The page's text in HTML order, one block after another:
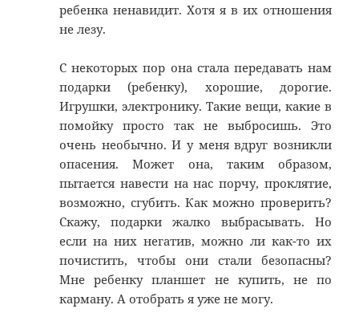
ребенка ненавидит. Хотя я в их отношения
не лезу.
С некоторых пор она стала передавать нам
подарки (ребенку), хорошие, дорогие.
Игрушки, электронику. Такие вещи, какие в
помойку просто так не выбросишь. Это
очень необычно. И у меня вдруг возникли
опасения. Может она, таким образом,
пытается навести на нас порчу, проклятие,
возможно, сгубить. Как можно проверить?
Скажу, подарки жалко выбрасывать. Но
если на них негатив, можно ли как-то их
почистить, чтобы они стали безопасны?
Мне ребенку планшет не купить, не по
карману. А отобрать я уже не могу.